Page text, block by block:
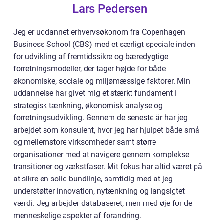
Lars Pedersen
Jeg er uddannet erhvervsøkonom fra Copenhagen
Business School (CBS) med et særligt speciale inden
for udvikling af fremtidssikre og bæredygtige
forretningsmodeller, der tager højde for både
økonomiske, sociale og miljømæssige faktorer. Min
uddannelse har givet mig et stærkt fundament i
strategisk tænkning, økonomisk analyse og
forretningsudvikling. Gennem de seneste år har jeg
arbejdet som konsulent, hvor jeg har hjulpet både små
og mellemstore virksomheder samt større
organisationer med at navigere gennem komplekse
transitioner og vækstfaser. Mit fokus har altid været på
at sikre en solid bundlinje, samtidig med at jeg
understøtter innovation, nytænkning og langsigtet
værdi. Jeg arbejder databaseret, men med øje for de
menneskelige aspekter af forandring.